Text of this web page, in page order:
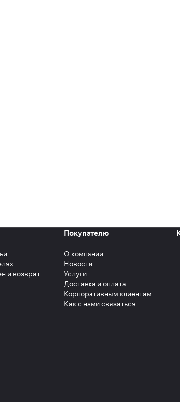
и возврат
Покупателю
О компании
Новости
Услуги
Доставка и оплата
Корпоративным клиентам
Как с нами связаться